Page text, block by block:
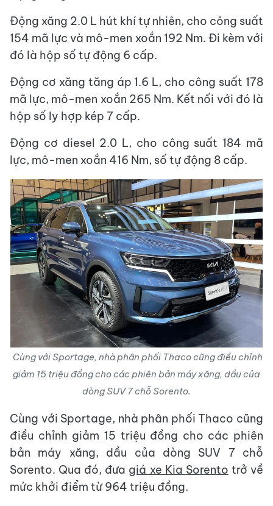
Động xăng 2.0 L hút khí tự nhiên, cho công suất
154 mã lực và mô-men xoắn 192 Nm. Đi kèm với
đó là hộp số tự động 6 cấp.
Động cơ xăng tăng áp 1.6 L, cho công suất 178
mã lực, mô-men xoắn 265 Nm. Kết nối với đó là
hộp số ly hợp kép 7 cấp.
Động cơ diesel 2.0 L, cho công suất 184 mã
lực, mô-men xoắn 416 Nm, số tự động 8 cấp.
Cùng với Sportage, nhà phân phối Thaco cũng điều chỉnh
giảm 15 triệu đồng cho các phiên bản máy xăng, dầu của
dòng SUV 7 chỗ Sorento.
Cùng với Sportage, nhà phân phối Thaco cũng
điều chỉnh giảm 15 triệu đồng cho các phiên
bản máy xăng, dầu của dòng SUV 7 chỗ
Sorento. Qua đó, đưa giá xe Kia Sorento trở về
mức khởi điểm từ 964 triệu đồng.